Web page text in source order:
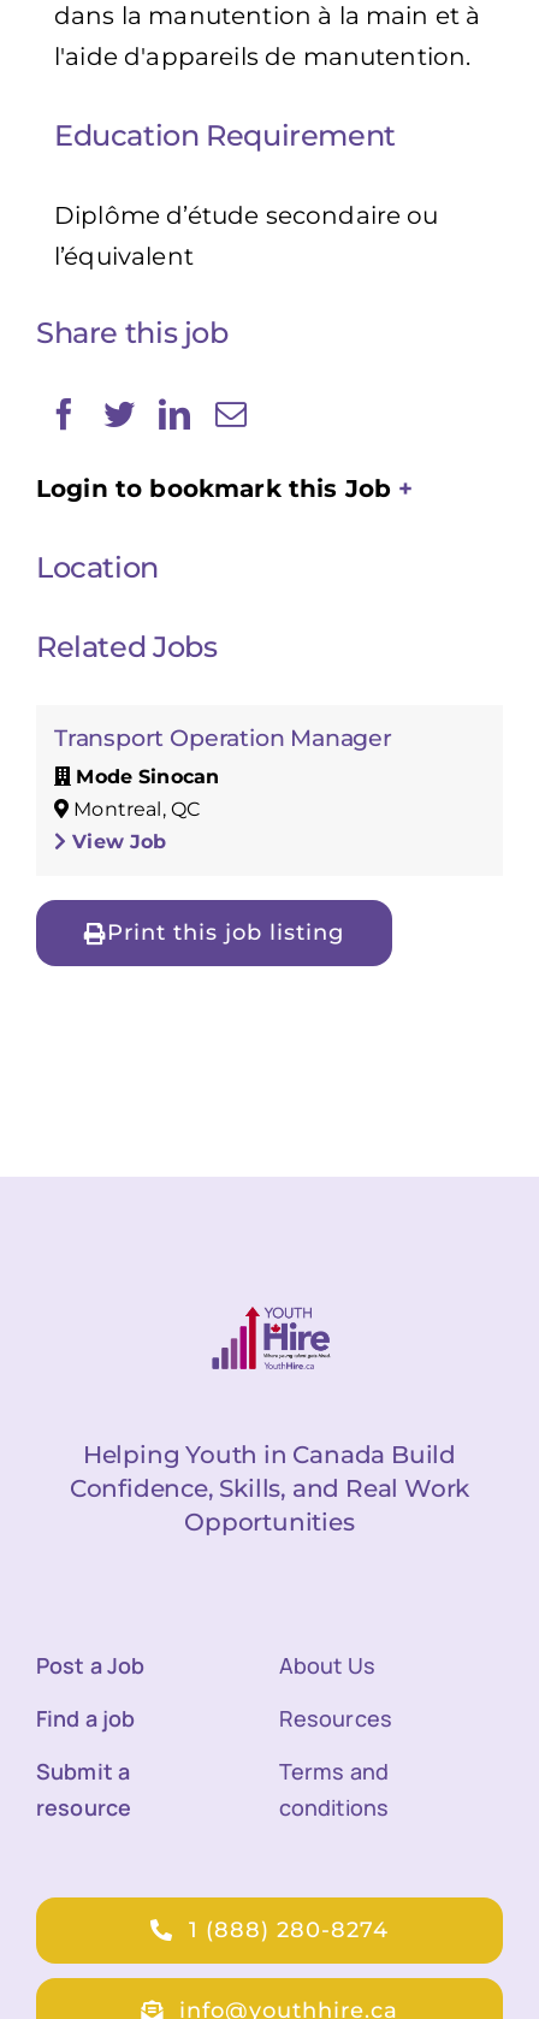
dans la manutention à la main et à
l'aide d'appareils de manutention.
Education Requirement
Diplôme d’étude secondaire ou
l’équivalent
Share this job
Login to bookmark this Job
Location
Related Jobs
Transport Operation Manager
Mode Sinocan
Montreal, QC
View Job
Print this job listing
Helping Youth in Canada Build
Confidence, Skills, and Real Work
Opportunities
Post a Job
Find a job
Submit a
resource
About Us
Resources
Terms and
conditions
1 (888) 280-8274
info@youthhire.ca